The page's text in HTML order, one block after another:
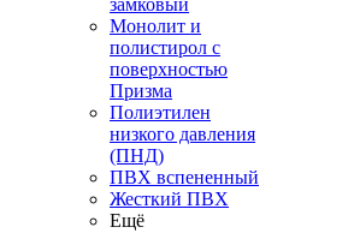
замковый
Монолит и
полистирол с
поверхностью
Призма
Полиэтилен
низкого давления
(ПНД)
ПВХ вспененный
Жесткий ПВХ
Ещё